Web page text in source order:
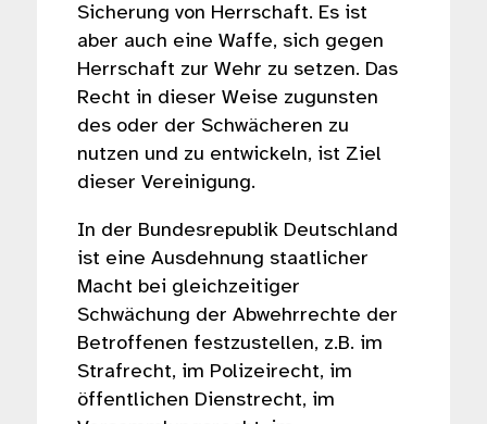
Sicherung von Herrschaft. Es ist
aber auch eine Waffe, sich gegen
Herrschaft zur Wehr zu setzen. Das
Recht in dieser Weise zugunsten
des oder der Schwächeren zu
nutzen und zu entwickeln, ist Ziel
dieser Vereinigung.
In der Bundesrepublik Deutschland
ist eine Ausdehnung staatlicher
Macht bei gleichzeitiger
Schwächung der Abwehrrechte der
Betroffenen festzustellen, z.B. im
Strafrecht, im Polizeirecht, im
öffentlichen Dienstrecht, im